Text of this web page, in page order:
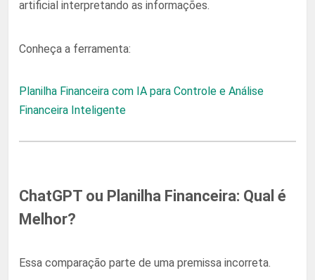
artificial interpretando as informações.
Conheça a ferramenta:
Planilha Financeira com IA para Controle e Análise
Financeira Inteligente
ChatGPT ou Planilha Financeira: Qual é
Melhor?
Essa comparação parte de uma premissa incorreta.